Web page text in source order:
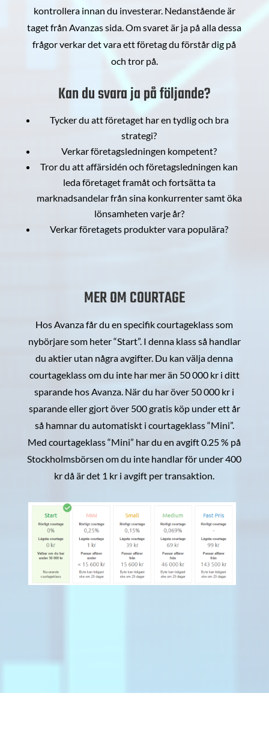
kontrollera innan du investerar. Nedanstående är
taget från Avanzas sida. Om svaret är ja på alla dessa
frågor verkar det vara ett företag du förstår dig på
och tror på.
Kan du svara ja på följande?
Tycker du att företaget har en tydlig och bra
strategi?
Verkar företagsledningen kompetent?
Tror du att affärsidén och företagsledningen kan
leda företaget framåt och fortsätta ta
marknadsandelar från sina konkurrenter samt öka
lönsamheten varje år?
Verkar företagets produkter vara populära?
MER OM COURTAGE
Hos Avanza får du en specifik courtageklass som
nybörjare som heter “Start”. I denna klass så handlar
du aktier utan några avgifter. Du kan välja denna
courtageklass om du inte har mer än 50 000 kr i ditt
sparande hos Avanza. När du har över 50 000 kr i
sparande eller gjort över 500 gratis köp under ett år
så hamnar du automatiskt i courtageklass “Mini”.
Med courtageklass “Mini” har du en avgift 0.25 % på
Stockholmsbörsen om du inte handlar för under 400
kr då är det 1 kr i avgift per transaktion.